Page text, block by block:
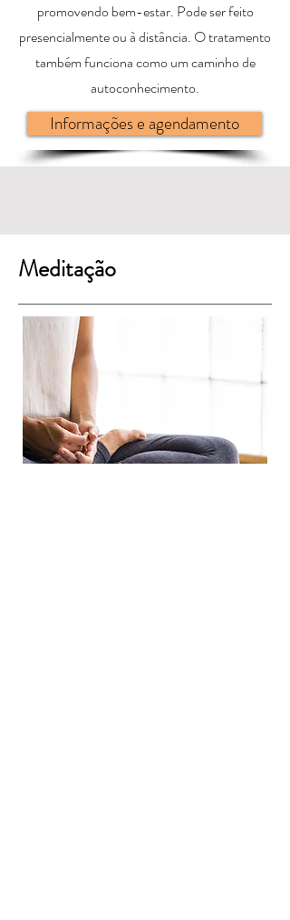
promovendo bem-estar. Pode ser feito
presencialmente ou à distância. O tratamento
também funciona como um caminho de
autoconhecimento.
Informações e agendamento
Meditação